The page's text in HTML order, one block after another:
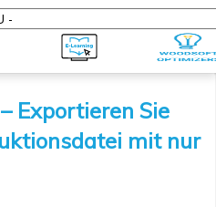
Exportieren Sie
mit nur